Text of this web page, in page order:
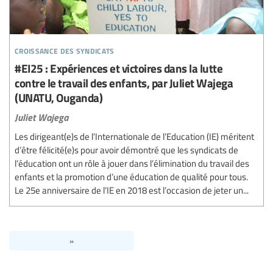
croissance des syndicats
#EI25 : Expériences et victoires dans la lutte
contre le travail des enfants, par Juliet Wajega
(UNATU, Ouganda)
Juliet Wajega
Les dirigeant(e)s de l’Internationale de l’Education (IE) méritent
d’être félicité(e)s pour avoir démontré que les syndicats de
l’éducation ont un rôle à jouer dans l’élimination du travail des
enfants et la promotion d’une éducation de qualité pour tous.
Le 25e anniversaire de l’IE en 2018 est l’occasion de jeter un...
»